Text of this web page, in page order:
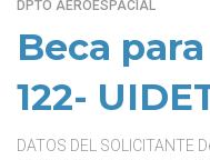
DPTO AEROESPACIAL
Beca
122-
DATOS DEL SOLICITANTE